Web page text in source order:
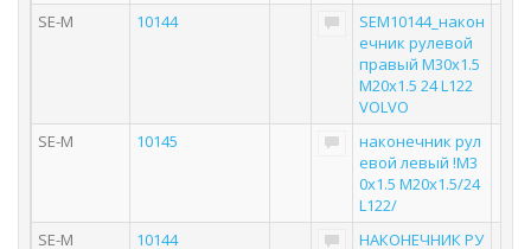
SE-M
10144
SEM10144_након
ечник рулевой
правый M30x1.5
M20x1.5 24 L122
VOLVO
SE-M
10145
наконечник рул
евой левый !M3
0x1.5 M20x1.5/24
L122/
SE-M
10144 НАКОНЕЧНИК РУ